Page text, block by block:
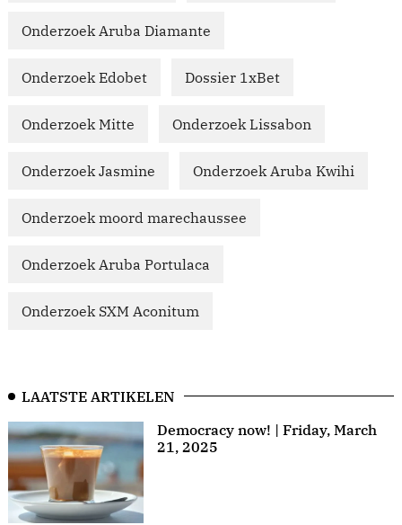
Onderzoek Aruba Diamante
Onderzoek Edobet Dossier 1xBet
Onderzoek Mitte Onderzoek Lissabon
Onderzoek Jasmine Onderzoek Aruba Kwihi
Onderzoek moord marechaussee
Onderzoek Aruba Portulaca
Onderzoek SXM Aconitum
LAATSTE ARTIKELEN
Democracy now! | Friday, March
21, 2025